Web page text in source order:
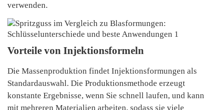
verwenden.
Vorteile von Injektionsformeln
Die Massenproduktion findet Injektionsformungen als
Standardauswahl. Die Produktionsmethode erzeugt
konstante Ergebnisse, wenn Sie schnell laufen, und kann
mit mehreren Materialien arbeiten, sodass sie viele